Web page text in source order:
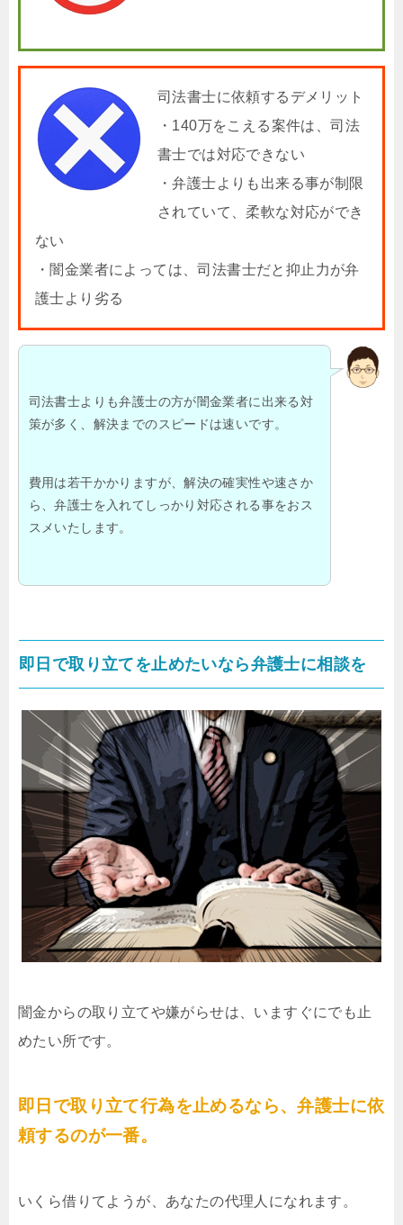
司法書士に依頼するデメリット
・140万をこえる案件は、司法
書士では対応できない
・弁護士よりも出来る事が制限
されていて、柔軟な対応ができ
ない
・闇金業者によっては、司法書士だと抑止力が弁
護士より劣る
司法書士よりも弁護士の方が闇金業者に出来る対
策が多く、解決までのスピードは速いです。
費用は若干かかりますが、解決の確実性や速さか
ら、弁護士を入れてしっかり対応される事をおス
スメいたします。
即日で取り立てを止めたいなら弁護士に相談を
闇金からの取り立てや嫌がらせは、いますぐにでも止
めたい所です。
即日で取り立て行為を止めるなら、弁護士に依
頼するのが一番。
いくら借りてようが、あなたの代理人になれます。